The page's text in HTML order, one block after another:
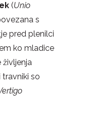
(Unio
s
pred plenilci
ko mladice
življenja
travniki so